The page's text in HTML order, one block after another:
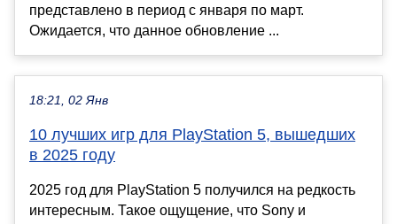
представлено в период с января по март.
Ожидается, что данное обновление ...
18:21, 02 Янв
10 лучших игр для PlayStation 5, вышедших
в 2025 году
2025 год для PlayStation 5 получился на редкость
интересным. Такое ощущение, что Sony и